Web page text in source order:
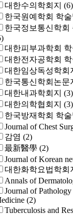
대한수의학회지 (6)
한국원예학회 학술
한국정보통신학회
대한피부과학회
대한전자공학회 학
대한임상독성학회
한국통신학회논문
대한내과학회지 (3)
대한의학협회지 (3)
한국방재학회 학
Journal of Chest
감염 (2)
最新醫學 (2)
Journal of Korean
대한화학요법학회
Annals of
Journal of
(2)
Tuberculosis and